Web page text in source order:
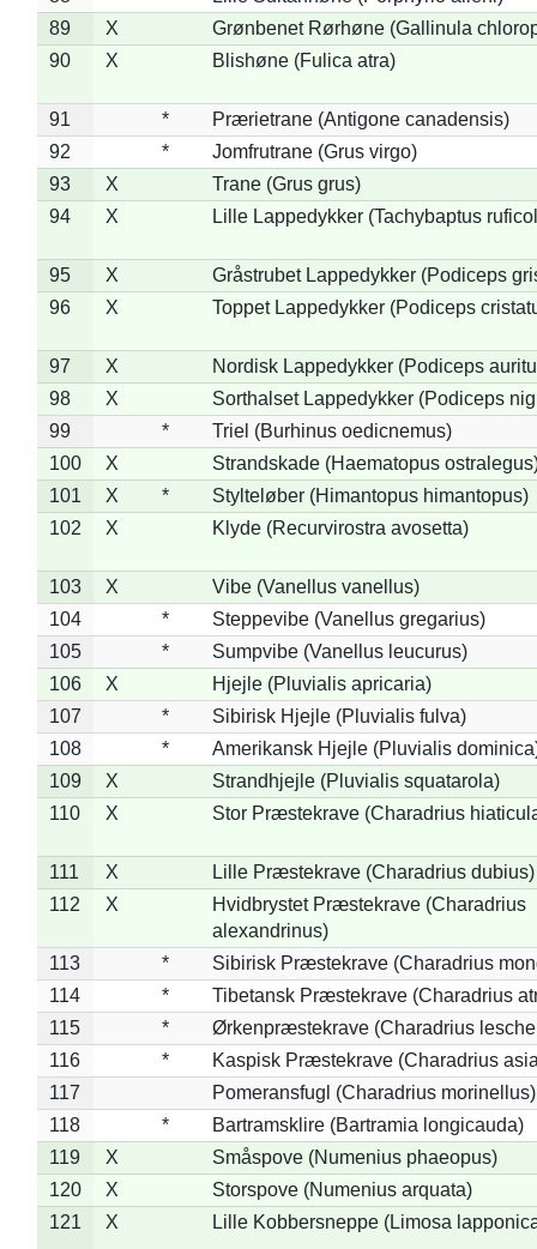
89
X
Grønbenet Rørhøne (Gallinula
90
X Blishøne (Fulica atra)
91 *
Prærietrane (Antigone canadensis)
92
*
Jomfrutrane (Grus virgo)
93
X
Trane (Grus grus)
94
X Lille Lappedykker (Tachybaptus
95 X
Gråstrubet Lappedykker (Podiceps
96
X Toppet Lappedykker (Podiceps
97 X
Nordisk Lappedykker (Podiceps
98
X
Sorthalset Lappedykker (Podiceps
99
*
Triel (Burhinus oedicnemus)
100
X
Strandskade (Haematopus
101
X *
Stylteløber (Himantopus himantopus)
102
X Klyde (Recurvirostra avosetta)
103 X
Vibe (Vanellus vanellus)
104
*
Steppevibe (Vanellus gregarius)
105
*
Sumpvibe (Vanellus leucurus)
106
X
Hjejle (Pluvialis apricaria)
107
*
Sibirisk Hjejle (Pluvialis fulva)
108
*
Amerikansk Hjejle (Pluvialis
109
X
Strandhjejle (Pluvialis squatarola)
110
X Stor Præstekrave (Charadrius
111 X
Lille Præstekrave (Charadrius dubius)
112
X
Hvidbrystet Præstekrave (Charadrius
alexandrinus)
113
*
Sibirisk Præstekrave (Charadrius
114
*
Tibetansk Præstekrave (Charadrius
115
*
Ørkenpræstekrave (Charadrius
116
*
Kaspisk Præstekrave (Charadrius
117
Pomeransfugl (Charadrius morinellus)
118
*
Bartramsklire (Bartramia longicauda)
119
X
Småspove (Numenius phaeopus)
120
X
Storspove (Numenius arquata)
121
X Lille Kobbersneppe (Limosa